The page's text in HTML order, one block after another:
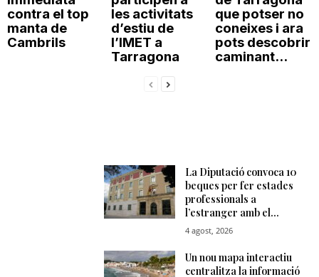
contra el top
manta de
Cambrils
les activitats
d’estiu de
l’IMET a
Tarragona
que potser no
coneixes i ara
pots descobrir
caminant...